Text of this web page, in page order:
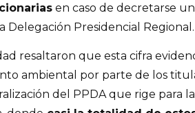
en caso de decretarse
Delegación Presidencial Regional.
resaltaron que esta cifra
ambiental por parte de los
del PPDA que rige para